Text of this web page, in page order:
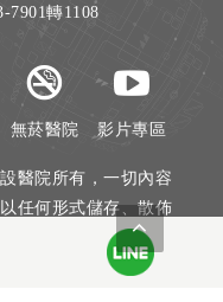
7901轉1108
無菸醫院 影片專區
醫院所有，一切內容
任何形式儲存、散佈
內容
上、Firefox或Google